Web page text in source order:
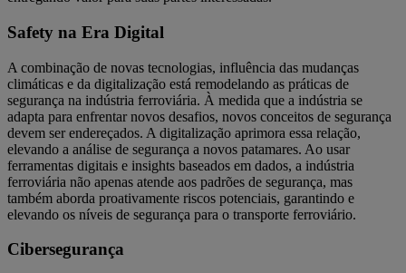
Safety na Era Digital
A combinação de novas tecnologias, influência das mudanças
climáticas e da digitalização está remodelando as práticas de
segurança na indústria ferroviária. À medida que a indústria se
adapta para enfrentar novos desafios, novos conceitos de segurança
devem ser endereçados. A digitalização aprimora essa relação,
elevando a análise de segurança a novos patamares. Ao usar
ferramentas digitais e insights baseados em dados, a indústria
ferroviária não apenas atende aos padrões de segurança, mas
também aborda proativamente riscos potenciais, garantindo e
elevando os níveis de segurança para o transporte ferroviário.
Cibersegurança